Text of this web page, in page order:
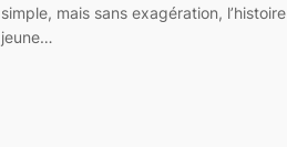
simple, mais sans exagération,
jeune…